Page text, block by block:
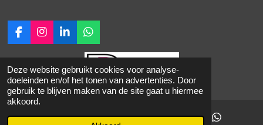
Deze website gebruikt cookies voor analyse-
doeleinden en/of het tonen van advertenties. Door
gebruik te blijven maken van de site gaat u hiermee
akkoord.
F
a
c
e
b
o
o
I
n
s
t
a
g
L
i
n
k
e
d
W
h
a
t
s
A
© 2021-2026 SDK-Carperformance.
Alle vermelde prijzen zijn in Euro incl.